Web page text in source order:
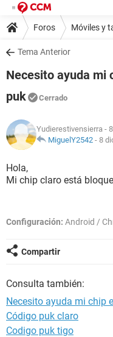
Foros Móviles y
Tema Anterior
Necesito ayuda mi
puk
Cerrado
Yudierestivensierra -
MiguelY2542 - 8
Hola,
Mi chip claro está
Configuración: Android /
Compartir
Consulta también:
Necesito ayuda mi chip
Código puk claro
Codigo puk tigo